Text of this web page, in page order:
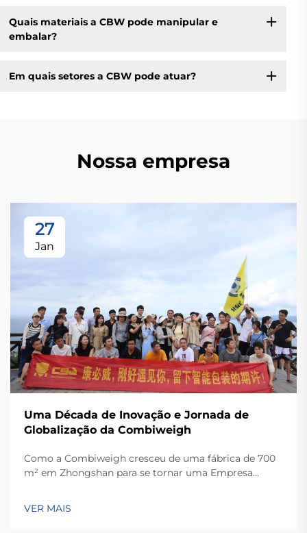
Quais materiais a CBW pode manipular e
embalar?
Em quais setores a CBW pode atuar?
Nossa empresa
27
Jan
Uma Década de Inovação e Jornada de
Globalização da Combiweigh
Como a Combiweigh cresceu de uma fábrica de 700
m² em Zhongshan para se tornar uma Empresa
pesagem — solicite ainda hoje uma consulta global
VER MAIS